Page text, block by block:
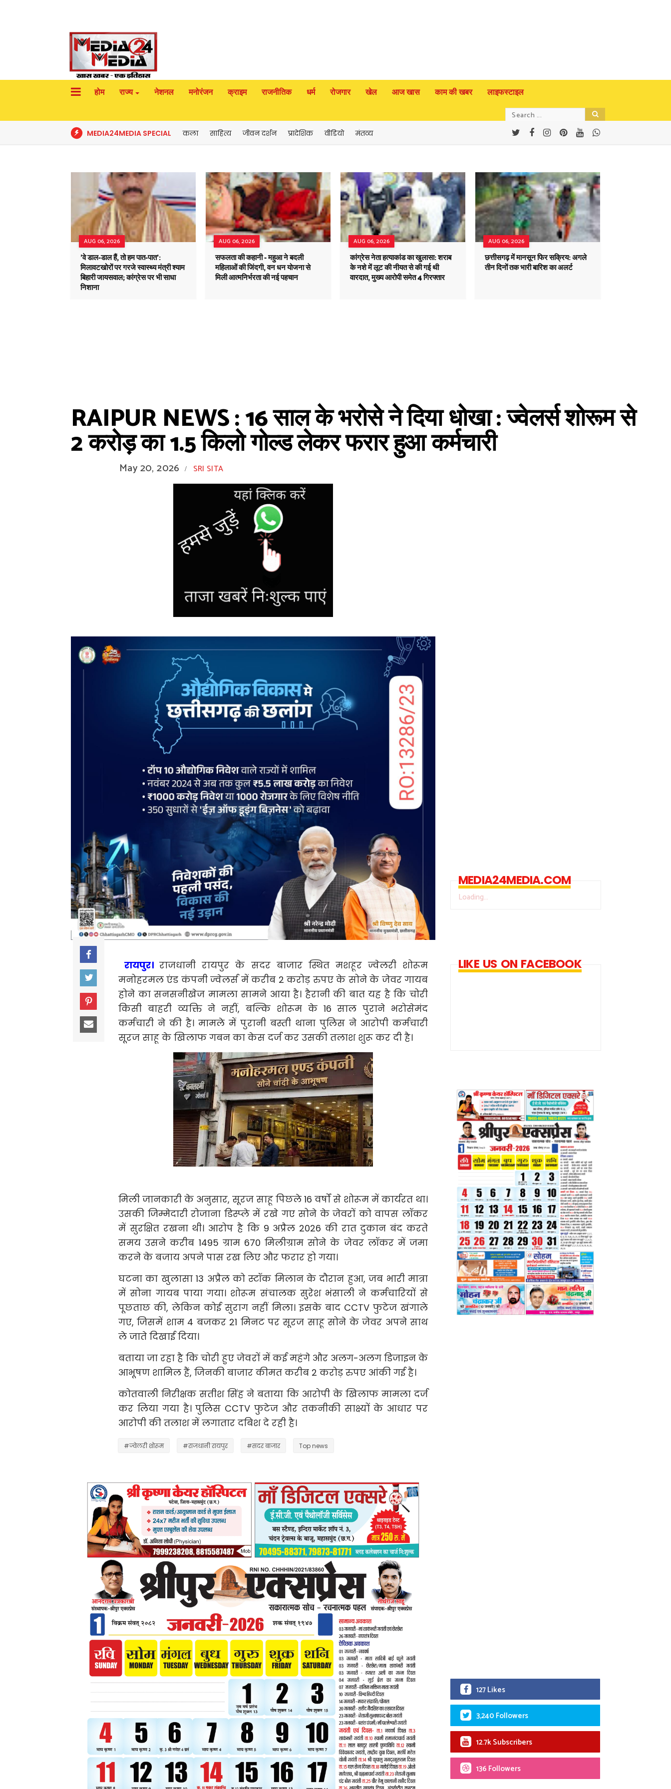
होम राज्य नेशनल मनोरंजन क्राइम राजनीतिक धर्म रोजगार खेल आज खास काम की खबर लाइफस्टाइल
MEDIA24MEDIA SPECIAL कला साहित्य जीवन दर्शन प्रादेशिक वीडियो मंतव्य
AUG 06, 2026
'वे डाल-डाल हैं, तो हम पात-पात':
मिलावटखोरों पर गरजे स्वास्थ्य मंत्री श्याम
बिहारी जायसवाल; कांग्रेस पर भी साधा
निशाना
AUG 06, 2026
सफलता की कहानी - महुआ ने बदली
महिलाओं की जिंदगी, वन धन योजना से
मिली आत्मनिर्भरता की नई पहचान
AUG 06, 2026
कांग्रेस नेता हत्याकांड का खुलासा: शराब
के नशे में लूट की नीयत से की गई थी
वारदात, मुख्य आरोपी समेत 4 गिरफ्तार
AUG 06, 2026
छत्तीसगढ़ में मानसून फिर सक्रिय: अगले
तीन दिनों तक भारी बारिश का अलर्ट
RAIPUR NEWS : 16 साल के भरोसे ने दिया धोखा : ज्वेलर्स शोरूम से
2 करोड़ का 1.5 किलो गोल्ड लेकर फरार हुआ कर्मचारी
May 20, 2026 / SRI SITA
रायपुर। राजधानी रायपुर के सदर बाजार स्थित मशहूर ज्वेलरी शोरूम
मनोहरमल एंड कंपनी ज्वेलर्स में करीब 2 करोड़ रुपए के सोने के जेवर गायब
होने का सनसनीखेज मामला सामने आया है। हैरानी की बात यह है कि चोरी
किसी बाहरी व्यक्ति ने नहीं, बल्कि शोरूम के 16 साल पुराने भरोसेमंद
कर्मचारी ने की है। मामले में पुरानी बस्ती थाना पुलिस ने आरोपी कर्मचारी
सूरज साहू के खिलाफ गबन का केस दर्ज कर उसकी तलाश शुरू कर दी है।
मिली जानकारी के अनुसार, सूरज साहू पिछले 16 वर्षों से शोरूम में कार्यरत था।
उसकी जिम्मेदारी रोजाना डिस्प्ले में रखे गए सोने के जेवरों को वापस लॉकर
में सुरक्षित रखना थी। आरोप है कि 9 अप्रैल 2026 की रात दुकान बंद करते
समय उसने करीब 1495 ग्राम 670 मिलीग्राम सोने के जेवर लॉकर में जमा
करने के बजाय अपने पास रख लिए और फरार हो गया।
घटना का खुलासा 13 अप्रैल को स्टॉक मिलान के दौरान हुआ, जब भारी मात्रा
में सोना गायब पाया गया। शोरूम संचालक सुरेश भंसाली ने कर्मचारियों से
पूछताछ की, लेकिन कोई सुराग नहीं मिला। इसके बाद CCTV फुटेज खंगाले
गए, जिसमें शाम 4 बजकर 21 मिनट पर सूरज साहू सोने के जेवर अपने साथ
ले जाते दिखाई दिया।
बताया जा रहा है कि चोरी हुए जेवरों में कई महंगे और अलग-अलग डिजाइन के
आभूषण शामिल हैं, जिनकी बाजार कीमत करीब 2 करोड़ रुपए आंकी गई है।
कोतवाली निरीक्षक सतीश सिंह ने बताया कि आरोपी के खिलाफ मामला दर्ज
कर लिया गया है। पुलिस CCTV फुटेज और तकनीकी साक्ष्यों के आधार पर
आरोपी की तलाश में लगातार दबिश दे रही है।
#ज्वेलरी शोरूम #राजधानी रायपुर #सदर बाजार Top news
MEDIA24MEDIA.COM
Loading...
LIKE US ON FACEBOOK
127 Likes
3,240 Followers
12.7k Subscribers
136 Followers